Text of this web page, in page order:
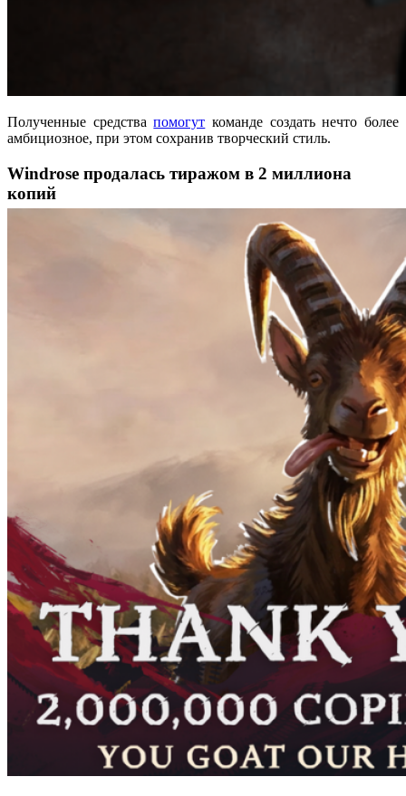
Полученные средствапомогут команде создать нечто более
амбициозное, при этом сохранив творческий стиль.
Windrose продалась тиражом в 2 миллиона
копий